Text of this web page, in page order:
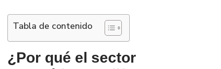
Tabla de contenido
¿Por qué el sector